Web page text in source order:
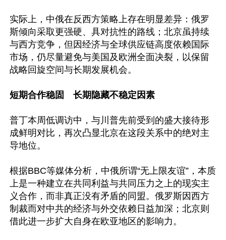
实际上，中俄在反西方策略上存在明显差异：俄罗
斯倾向采取更强硬、具对抗性的路线；北京虽持续
与西方竞争，但因经济与全球供应链高度依赖国际
市场，仍尽量避免与美国及欧洲全面决裂，以保留
战略回旋空间与长期发展机会。
短期合作稳固　长期隐藏不稳定因素
普丁本周低调访中，与川普先前受到的盛大接待形
成鲜明对比，再次凸显北京在这段关系中的绝对主
导地位。
根据BBC等媒体分析，中俄所谓“无上限友谊”，本质
上是一种建立在共同利益与共同压力之上的现实主
义合作，而非真正没有矛盾的同盟。俄罗斯因西方
制裁而对中共的经济与外交依赖日益加深；北京则
借此进一步扩大自身在欧亚地区的影响力。